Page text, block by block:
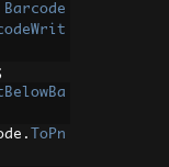
Barcode
.
ToPn